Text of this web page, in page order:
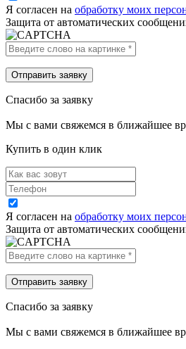
Я согласен на обработку моих
Защита от автоматических
Спасибо за заявку
Мы с вами свяжемся в ближайшее
Купить в один клик
Я согласен на обработку моих
Защита от автоматических
Спасибо за заявку
Мы с вами свяжемся в ближайшее